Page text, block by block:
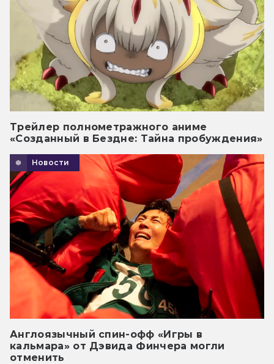
Трейлер полнометражного аниме
«Созданный в Бездне: Тайна пробуждения»
Новости
Англоязычный спин-офф «Игры в
кальмара» от Дэвида Финчера могли
отменить